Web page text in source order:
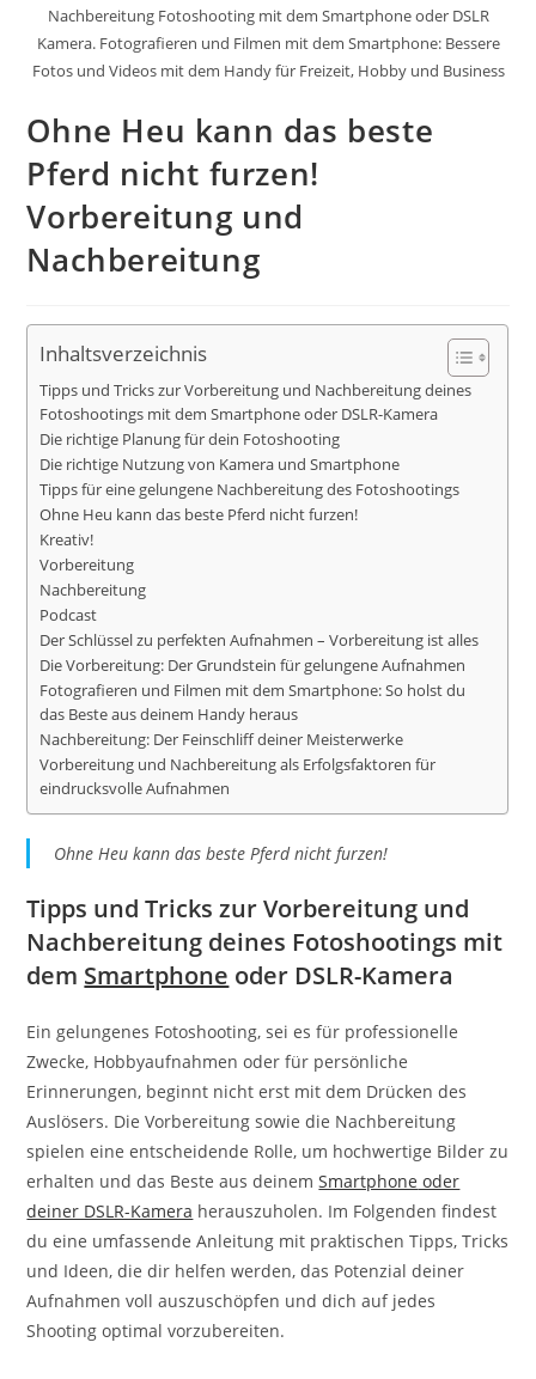
Nachbereitung Fotoshooting mit dem Smartphone oder DSLR
Kamera. Fotografieren und Filmen mit dem Smartphone: Bessere
Fotos und Videos mit dem Handy für Freizeit, Hobby und Business
Ohne Heu kann das beste
Pferd nicht furzen!
Vorbereitung und
Nachbereitung
Inhaltsverzeichnis
Tipps und Tricks zur Vorbereitung und Nachbereitung deines
Fotoshootings mit dem Smartphone oder DSLR-Kamera
Die richtige Planung für dein Fotoshooting
Die richtige Nutzung von Kamera und Smartphone
Tipps für eine gelungene Nachbereitung des Fotoshootings
Ohne Heu kann das beste Pferd nicht furzen!
Kreativ!
Vorbereitung
Nachbereitung
Podcast
Der Schlüssel zu perfekten Aufnahmen – Vorbereitung ist alles
Die Vorbereitung: Der Grundstein für gelungene Aufnahmen
Fotografieren und Filmen mit dem Smartphone: So holst du
das Beste aus deinem Handy heraus
Nachbereitung: Der Feinschliff deiner Meisterwerke
Vorbereitung und Nachbereitung als Erfolgsfaktoren für
eindrucksvolle Aufnahmen
Ohne Heu kann das beste Pferd nicht furzen!
Tipps und Tricks zur Vorbereitung und
Nachbereitung deines Fotoshootings mit
dem Smartphone oder DSLR-Kamera
Ein gelungenes Fotoshooting, sei es für professionelle
Zwecke, Hobbyaufnahmen oder für persönliche
Erinnerungen, beginnt nicht erst mit dem Drücken des
Auslösers. Die Vorbereitung sowie die Nachbereitung
spielen eine entscheidende Rolle, um hochwertige Bilder zu
erhalten und das Beste aus deinemSmartphone oder
deiner DSLR-Kamera herauszuholen. Im Folgenden findest
du eine umfassende Anleitung mit praktischen Tipps, Tricks
und Ideen, die dir helfen werden, das Potenzial deiner
Aufnahmen voll auszuschöpfen und dich auf jedes
Shooting optimal vorzubereiten.